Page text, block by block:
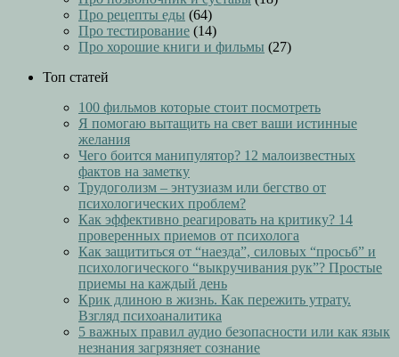
Про рецепты еды (64)
Про тестирование (14)
Про хорошие книги и фильмы (27)
Топ статей
100 фильмов которые стоит посмотреть
Я помогаю вытащить на свет ваши истинные
желания
Чего боится манипулятор? 12 малоизвестных
фактов на заметку
Трудоголизм – энтузиазм или бегство от
психологических проблем?
Как эффективно реагировать на критику? 14
проверенных приемов от психолога
Как защититься от “наезда”, силовых “просьб” и
психологического “выкручивания рук”? Простые
приемы на каждый день
Крик длиною в жизнь. Как пережить утрату.
Взгляд психоаналитика
5 важных правил аудио безопасности или как язык
незнания загрязняет сознание